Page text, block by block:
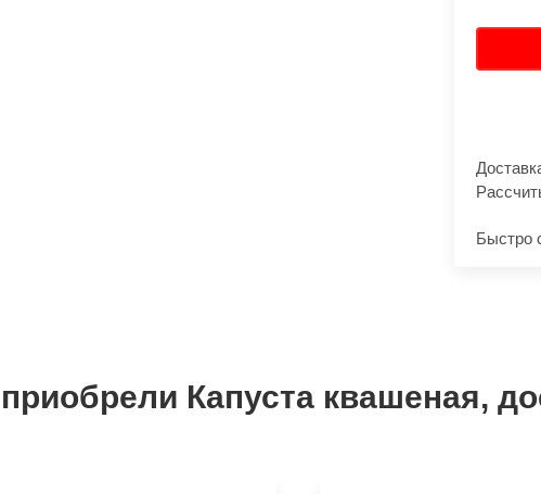
Быстро
Капуста квашеная,